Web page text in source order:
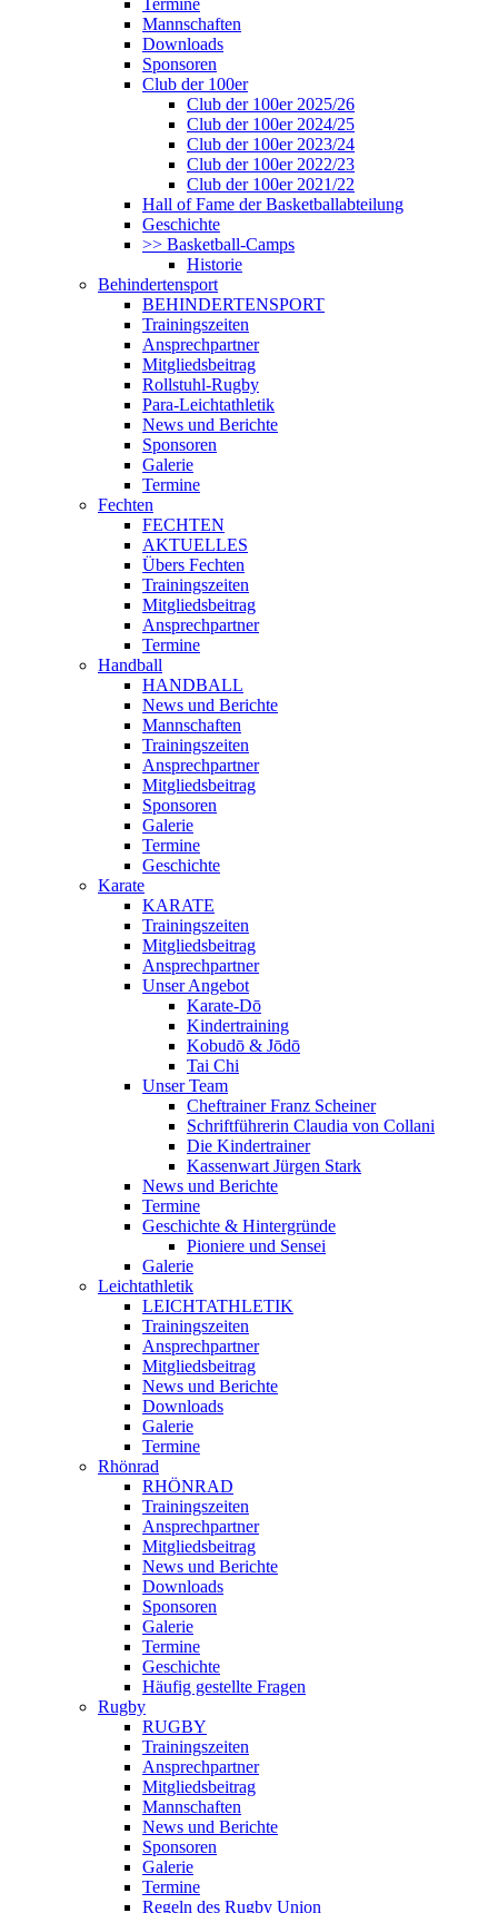
Termine
Mannschaften
Downloads
Sponsoren
Club der 100er
Club der 100er 2025/26
Club der 100er 2024/25
Club der 100er 2023/24
Club der 100er 2022/23
Club der 100er 2021/22
Hall of Fame der Basketballabteilung
Geschichte
>> Basketball-Camps
Historie
Behindertensport
BEHINDERTENSPORT
Trainingszeiten
Ansprechpartner
Mitgliedsbeitrag
Rollstuhl-Rugby
Para-Leichtathletik
News und Berichte
Sponsoren
Galerie
Termine
Fechten
FECHTEN
AKTUELLES
Übers Fechten
Trainingszeiten
Mitgliedsbeitrag
Ansprechpartner
Termine
Handball
HANDBALL
News und Berichte
Mannschaften
Trainingszeiten
Ansprechpartner
Mitgliedsbeitrag
Sponsoren
Galerie
Termine
Geschichte
Karate
KARATE
Trainingszeiten
Mitgliedsbeitrag
Ansprechpartner
Unser Angebot
Karate-Dō
Kindertraining
Kobudō & Jōdō
Tai Chi
Unser Team
Cheftrainer Franz Scheiner
Schriftführerin Claudia von Collani
Die Kindertrainer
Kassenwart Jürgen Stark
News und Berichte
Termine
Geschichte & Hintergründe
Pioniere und Sensei
Galerie
Leichtathletik
LEICHTATHLETIK
Trainingszeiten
Ansprechpartner
Mitgliedsbeitrag
News und Berichte
Downloads
Galerie
Termine
Rhönrad
RHÖNRAD
Trainingszeiten
Ansprechpartner
Mitgliedsbeitrag
News und Berichte
Downloads
Sponsoren
Galerie
Termine
Geschichte
Häufig gestellte Fragen
Rugby
RUGBY
Trainingszeiten
Ansprechpartner
Mitgliedsbeitrag
Mannschaften
News und Berichte
Sponsoren
Galerie
Termine
Regeln des Rugby Union